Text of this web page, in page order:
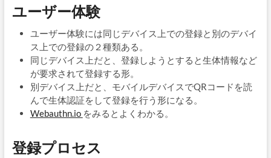
ユーザー体験
ユーザー体験には同じデバイス上での登録と別のデバイ
ス上での登録の２種類ある。
同じデバイス上だと、登録しようとすると生体情報など
が要求されて登録する形。
別デバイス上だと、モバイルデバイスでQRコードを読
んで生体認証をして登録を行う形になる。
Webauthn.io をみるとよくわかる。
登録プロセス